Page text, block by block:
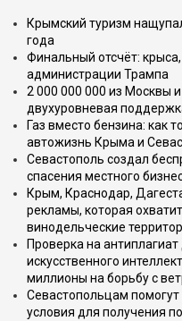
Крымский туризм
года
Финальный отсчёт:
администрации Трампа
2 000 000 000 из Москвы
двухуровневая
Газ вместо бензина: как
автожизнь Крыма и
Севастополь создал
спасения местного
Крым, Краснодар,
рекламы, которая
винодельческие
Проверка на
искусственного
миллионы на борьбу с
Севастопольцам
условия для получения